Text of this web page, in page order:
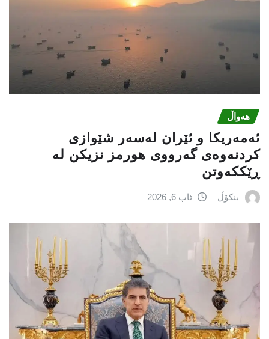
هەواڵ
ئەمەریكا و ئێران لەسەر شێوازی
كردنەوەی گەرووی هورمز نزیكن لە
ڕێككەوتن
بنکۆڵ ئاب 6, 2026